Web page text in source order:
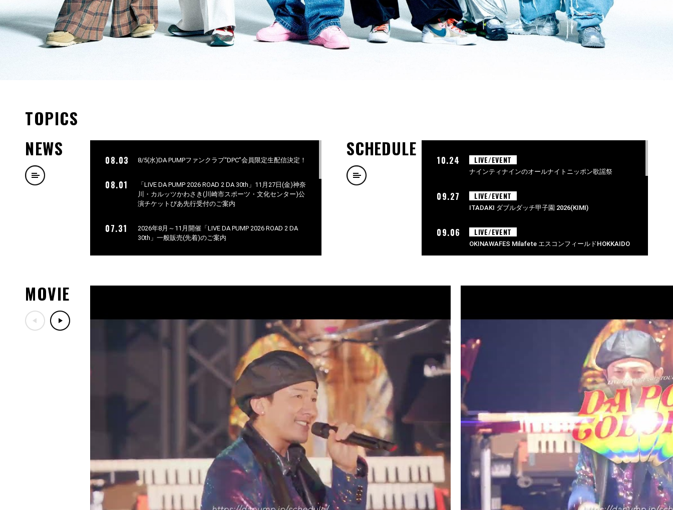
TOPICS
NEWS
08.03 8/5(水)DA PUMPファンクラブ“DPC”会員限定生配信決定！
08.01
「LIVE DA PUMP 2026 ROAD 2 DA 30th」11月27日(金)神奈
川・カルッツかわさき(川崎市スポーツ・文化センター)公
演チケットぴあ先行受付のご案内
07.31
2026年8月～11月開催「LIVE DA PUMP 2026 ROAD 2 DA
30th」一般販売(先着)のご案内
「LIVE DA PUMP 2026 ROAD 2 DA 30th」ドキュメンタリ
10/24(土)開催「ナインティナインのオールナイトニッポ
ン歌謡祭」出演決定！
7/18(土)TBS「音楽の日2026」出演決定！
2026年8月～11月開催「LIVE DA PUMP 2026 ROAD 2 DA
30th」10/19(月)兵庫公演チケット一般販売(先着)のご案内
07.03
「DA PUMP KIMI PREMIUM LIVE 2026」グッズ通信販売の
SCHEDULE
10.24 LIVE/EVENT
ナインティナインのオールナイトニッポン歌謡祭
09.27 LIVE/EVENT
ITADAKI ダブルダッチ甲子園 2026(KIMI)
09.06 LIVE/EVENT
OKINAWAFES Milafete エスコンフィールドHOKKAIDO
07.26 RADIO
サンデーradio 調子 do～yo！！(KIMI/U-YEAH)
07.23
MAGAZINE
スペシャルブック『世界館』(KENZO)
07.19 RADIO
サンデーradio 調子 do～yo！！(KIMI/U-YEAH)
07.12 RADIO
サンデーradio 調子 do～yo！！(KIMI/U-YEAH)
MOVIE